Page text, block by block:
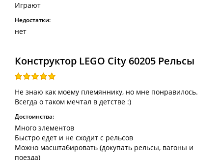
Играют
Недостатки:
нет
Конструктор LEGO City 60205 Рельсы
Не знаю как моему племяннику, но мне понравилось.
Всегда о таком мечтал в детстве :)
Достоинства:
Много элементов
Быстро едет и не сходит с рельсов
Можно масштабировать (докупать рельсы, вагоны и
поезда)